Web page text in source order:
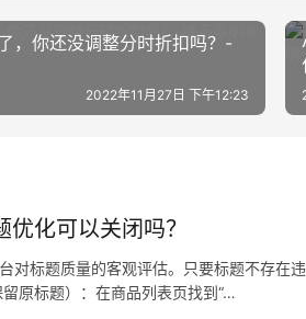
，你还没调整分时折扣吗？-
2022年11月27日 下午12:23
化可以关闭吗？
对标题质量的客观评估。只要标题不存在
原标题）：在商品列表页找到“…